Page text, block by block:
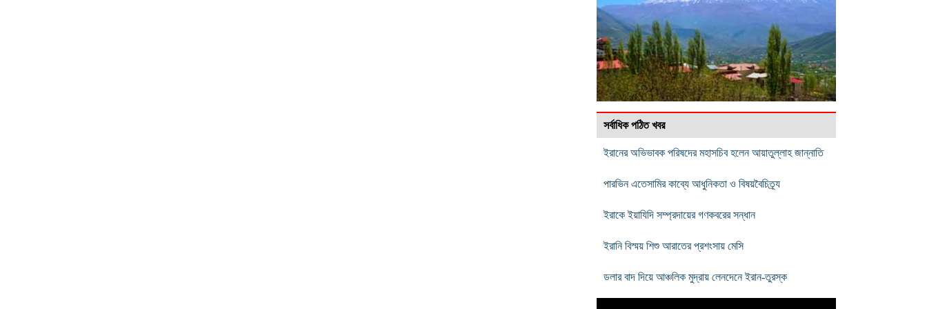
সর্বাধিক পঠিত খবর
ইরানের অভিভাবক পরিষদের মহাসচিব হলেন আয়াতুল্লাহ জান্নাতি
পারভিন এতেসামির কাব্যে আধুনিকতা ও বিষয়বৈচিত্র্য
ইরাকে ইয়াযিদি সম্প্রদায়ের গণকবরের সন্ধান
ইরানি বিস্ময় শিশু আরাতের প্রশংসায় মেসি
ডলার বাদ দিয়ে আঞ্চলিক মুদ্রায় লেনদেনে ইরান-তুরস্ক